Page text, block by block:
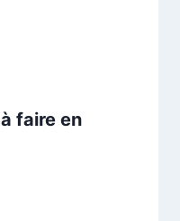
faire en